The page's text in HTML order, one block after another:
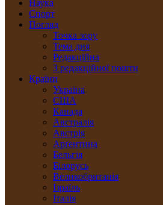
Наука
Спорт
Погляд
Точка зору
Тема дня
Редакційна
З редакційної пошти
Країни
Україна
США
Канада
Австралія
Австрія
Арґентина
Бельгія
Білорусь
Великобританія
Ізраїль
Італія